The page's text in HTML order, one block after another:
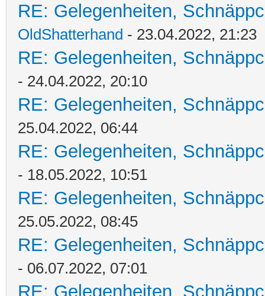
RE: Gelegenheiten,
OldShatterhand - 23.04.2022, 21:23
RE: Gelegenheiten,
- 24.04.2022, 20:10
RE: Gelegenheiten,
25.04.2022, 06:44
RE: Gelegenheiten,
- 18.05.2022, 10:51
RE: Gelegenheiten,
25.05.2022, 08:45
RE: Gelegenheiten,
- 06.07.2022, 07:01
RE: Gelegenheiten,